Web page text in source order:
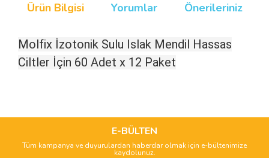
Ürün Bilgisi Yorumlar Önerileriniz
Molfix İzotonik Sulu Islak Mendil Hassas
Ciltler İçin 60 Adet x 12 Paket
Yorum Yaz
kullanarak tarafımıza iletebilirsiniz.
Görüş ve önerileriniz için teşekkür ederiz.
E-BÜLTEN
Tüm kampanya ve duyurulardan haberdar olmak için e-bültenimize
kaydolunuz.